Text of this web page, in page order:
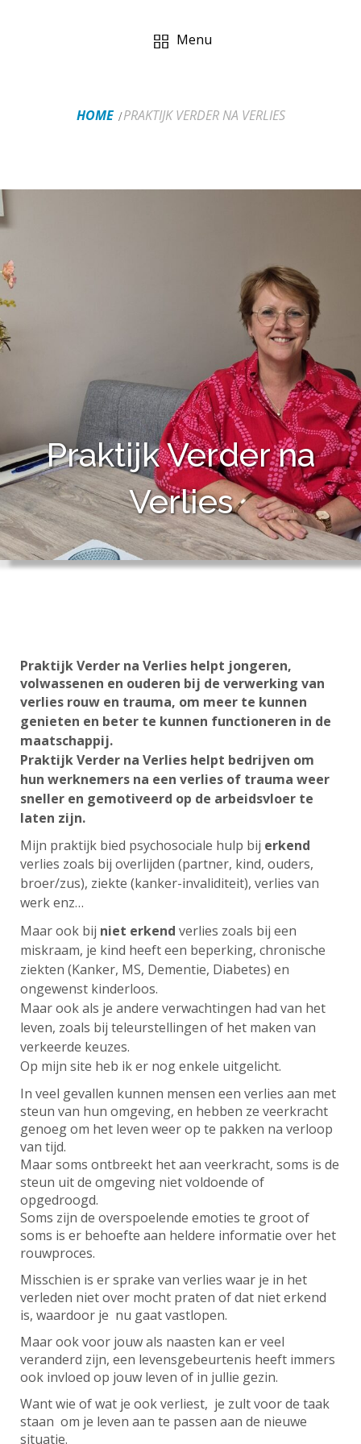
Menu
HOME PRAKTIJK VERDER NA VERLIES
Praktijk Verder na
Verlies
Praktijk Verder na Verlies helpt jongeren,
volwassenen en ouderen bij de verwerking van
verlies rouw en trauma, om meer te kunnen
genieten en beter te kunnen functioneren in de
maatschappij.
Praktijk Verder na Verlies helpt bedrijven om
hun werknemers na een verlies of trauma weer
sneller en gemotiveerd op de arbeidsvloer te
laten zijn.
Mijn praktijk bied psychosociale hulp bij erkend
verlies zoals bij overlijden (partner, kind, ouders,
broer/zus), ziekte (kanker-invaliditeit), verlies van
werk enz…
Maar ook bij niet erkend verlies zoals bij een
miskraam, je kind heeft een beperking, chronische
ziekten (Kanker, MS, Dementie, Diabetes) en
ongewenst kinderloos.
Maar ook als je andere verwachtingen had van het
leven, zoals bij teleurstellingen of het maken van
verkeerde keuzes.
Op mijn site heb ik er nog enkele uitgelicht.
In veel gevallen kunnen mensen een verlies aan met
steun van hun omgeving, en hebben ze veerkracht
genoeg om het leven weer op te pakken na verloop
van tijd.
Maar soms ontbreekt het aan veerkracht, soms is de
steun uit de omgeving niet voldoende of
opgedroogd.
Soms zijn de overspoelende emoties te groot of
soms is er behoefte aan heldere informatie over het
rouwproces.
Misschien is er sprake van verlies waar je in het
verleden niet over mocht praten of dat niet erkend
is, waardoor je nu gaat vastlopen.
Maar ook voor jouw als naasten kan er veel
veranderd zijn, een levensgebeurtenis heeft immers
ook invloed op jouw leven of in jullie gezin.
Want wie of wat je ook verliest, je zult voor de taak
staan om je leven aan te passen aan de nieuwe
situatie.